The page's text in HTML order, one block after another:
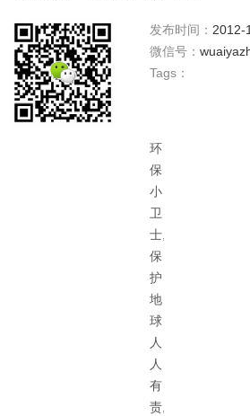
发布时间： 2012-
微信号：
Tags：
环
保
小
卫
士,
保
护
地
球
人
人
有
责,